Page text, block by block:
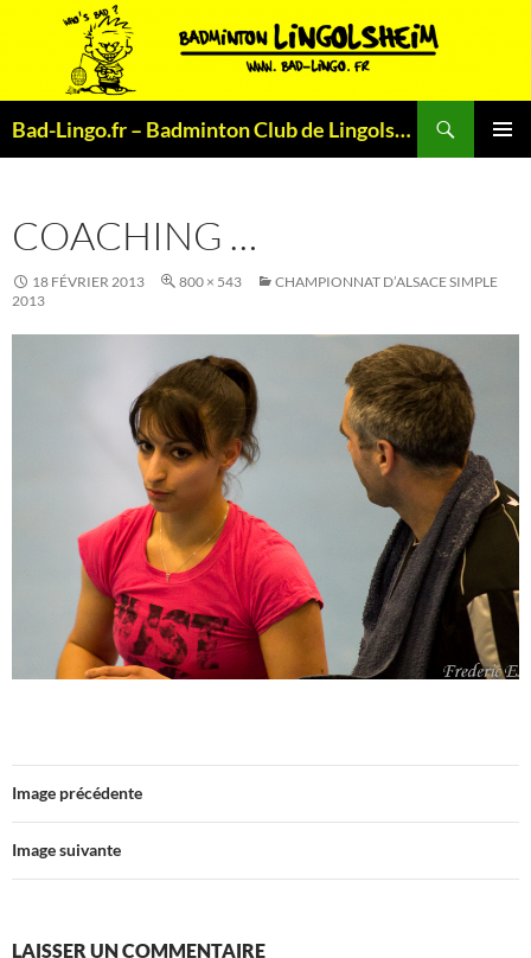
Bad-Lingo.fr – Badminton Club de Lingolsheim
COACHING …
18 FÉVRIER 2013 800 × 543
CHAMPIONNAT D’ALSACE SIMPLE
2013
Image précédente
Image suivante
LAISSER UN COMMENTAIRE